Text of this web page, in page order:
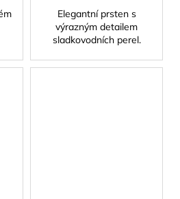
Elegantní prsten s
výrazným detailem
sladkovodních perel.